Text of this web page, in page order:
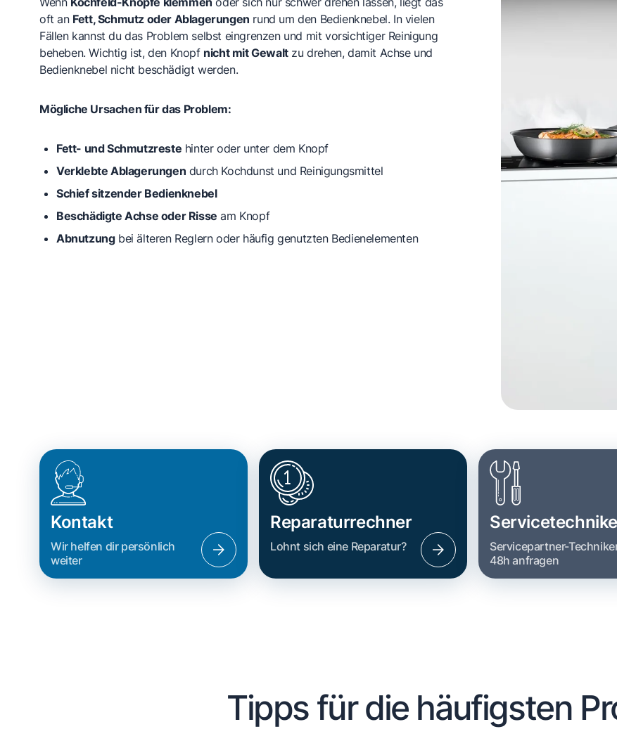
oft an Fett, Schmutz oder Ablagerungen rund um den Bedienknebel. In vielen
Fällen kannst du das Problem selbst eingrenzen und mit vorsichtiger Reinigung
beheben. Wichtig ist, den Knopf nicht mit Gewaltzu drehen, damit Achse und
Bedienknebel nicht beschädigt werden.
Mögliche Ursachen für das Problem:
Fett- und Schmutzreste hinter oder unter dem Knopf
Verklebte Ablagerungen durch Kochdunst und Reinigungsmittel
Schief sitzender Bedienknebel
Beschädigte Achse oder Risse am Knopf
Abnutzungbei älteren Reglern oder häufig genutzten Bedienelementen
Kontakt
Wir helfen dir persönlich
weiter
Reparaturrechner
Lohnt sich eine Reparatur?
Servicepartner-
48h anfragen
Tipps für die häufigsten